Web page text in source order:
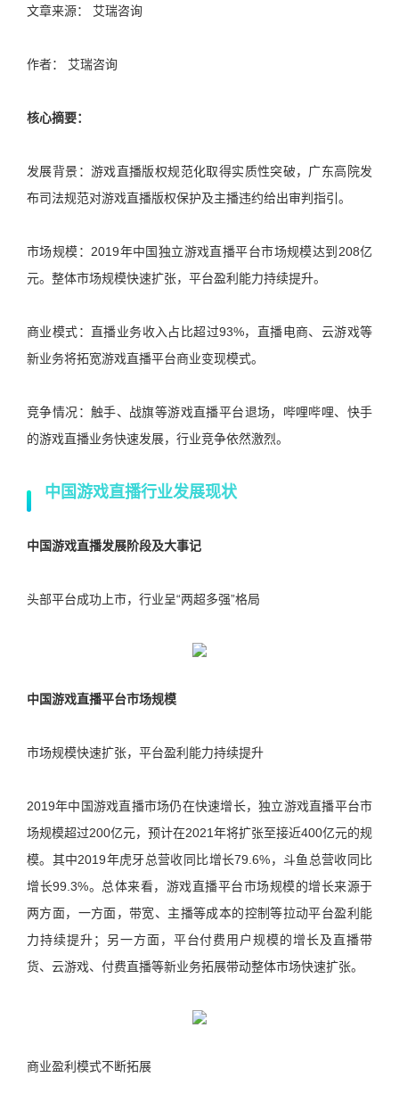
文章来源： 艾瑞咨询
作者： 艾瑞咨询
核心摘要：
发展背景：游戏直播版权规范化取得实质性突破，广东高院发
布司法规范对游戏直播版权保护及主播违约给出审判指引。
市场规模：2019年中国独立游戏直播平台市场规模达到208亿
元。整体市场规模快速扩张，平台盈利能力持续提升。
商业模式：直播业务收入占比超过93%，直播电商、云游戏等
新业务将拓宽游戏直播平台商业变现模式。
竞争情况：触手、战旗等游戏直播平台退场，哔哩哔哩、快手
的游戏直播业务快速发展，行业竞争依然激烈。
中国游戏直播行业发展现状
中国游戏直播发展阶段及大事记
头部平台成功上市，行业呈“两超多强”格局
中国游戏直播平台市场规模
市场规模快速扩张，平台盈利能力持续提升
2019年中国游戏直播市场仍在快速增长，独立游戏直播平台市
场规模超过200亿元，预计在2021年将扩张至接近400亿元的规
模。其中2019年虎牙总营收同比增长79.6%，斗鱼总营收同比
增长99.3%。总体来看，游戏直播平台市场规模的增长来源于
两方面，一方面，带宽、主播等成本的控制等拉动平台盈利能
力持续提升；另一方面，平台付费用户规模的增长及直播带
货、云游戏、付费直播等新业务拓展带动整体市场快速扩张。
商业盈利模式不断拓展